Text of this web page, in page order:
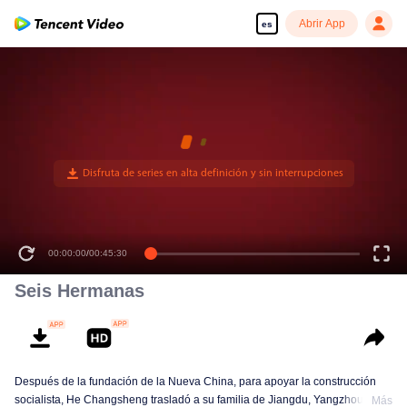
es Abrir App
00:00:00/00:45:30
Seis Hermanas
Después de la fundación de la Nueva China, para apoyar la construcción
socialista, He Changsheng trasladó a su familia de Jiangdu, Yangzhou, aMás